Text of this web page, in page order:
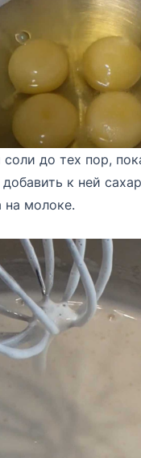
до тех пор,
к ней
на молоке.